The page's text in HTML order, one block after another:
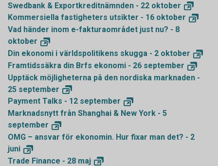
Swedbank & Exportkreditnämnden - 22 oktober
Kommersiella fastigheters utsikter - 16 oktober
Vad händer inom e-fakturaområdet just nu? - 8
oktober
Din ekonomi i världspolitikens skugga - 2 oktober
Framtidssäkra din Brfs ekonomi - 26 september
Upptäck möjligheterna på den nordiska marknaden -
25 september
Payment Talks - 12 september
Marknadsnytt från Shanghai & New York - 5
september
OMG – ansvar för ekonomin. Hur fixar man det? - 2
juni
Trade Finance - 28 maj